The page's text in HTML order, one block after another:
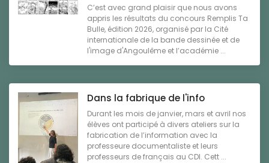
C’est avec grand plaisir que nous avons
appris les résultats du concours Remplis Ta
Bulle, édition 2026, organisé par la Cité
internationale de la bande dessinée et de
l'image d'Angoulême et l’académie ...
Dans la fabrique de l'info
Durant les mois de janvier, mars et avril nos
élèves ont participé à divers ateliers sur la
fabrication de l’information avec la
professeure documentaliste et leurs
professeurs de français au CDI. Cett ...